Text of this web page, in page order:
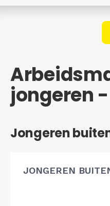
jongeren
Jongeren
JONGEREN